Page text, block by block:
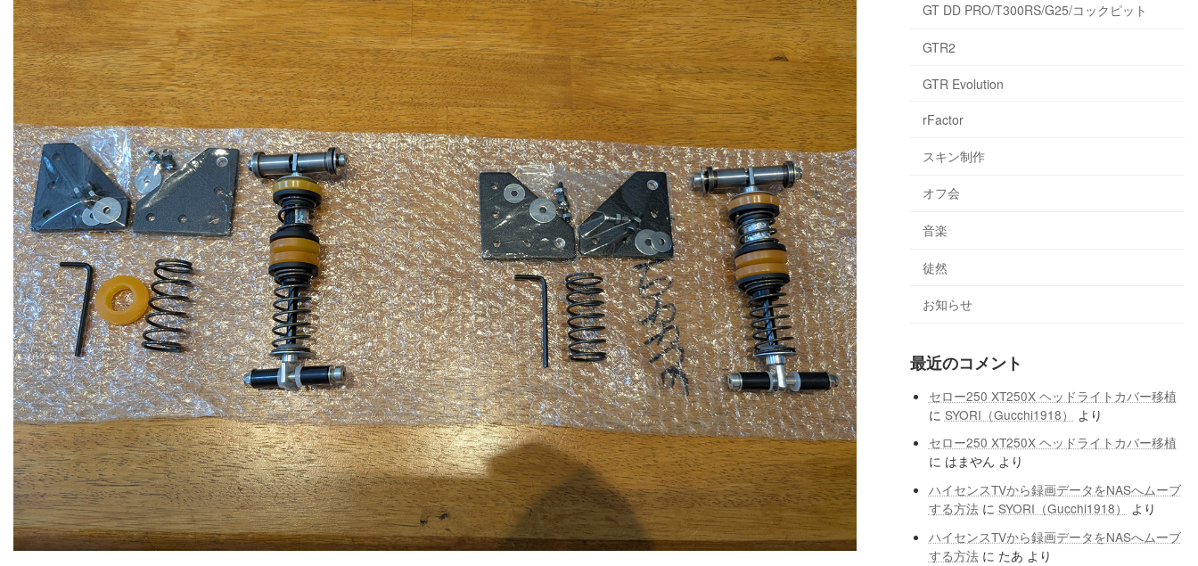
GT DD PRO/T300RS/G25/コックピット
GTR2
GTR Evolution
rFactor
スキン制作
オフ会
音楽
徒然
お知らせ
最近のコメント
セロー250 XT250X ヘッドライトカバー移植
に SYORI（Gucchi1918）
より
セロー250 XT250X ヘッドライトカバー移植
に はまやん より
ハイセンスTVから録画データをNASへムーブ
する方法に SYORI（Gucchi1918）
より
ハイセンスTVから録画データをNASへムーブ
する方法に たあ より